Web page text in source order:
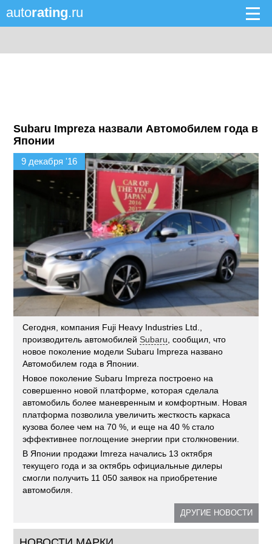
autorating.ru
Subaru Impreza назвали Автомобилем года в
Японии
9 декабря '16
Сегодня, компания Fuji Heavy Industries Ltd.,
производитель автомобилей Subaru , сообщил, что
новое поколение модели Subaru Impreza названо
Автомобилем года в Японии.
Новое поколение Subaru Impreza построено на
совершенно новой платформе, которая сделала
автомобиль более маневренным и комфортным. Новая
платформа позволила увеличить жесткость каркаса
кузова более чем на 70 %, и еще на 40 % стало
эффективнее поглощение энергии при столкновении.
В Японии продажи Imreza начались 13 октября
текущего года и за октябрь официальные дилеры
смогли получить 11 050 заявок на приобретение
автомобиля.
ДРУГИЕ НОВОСТИ